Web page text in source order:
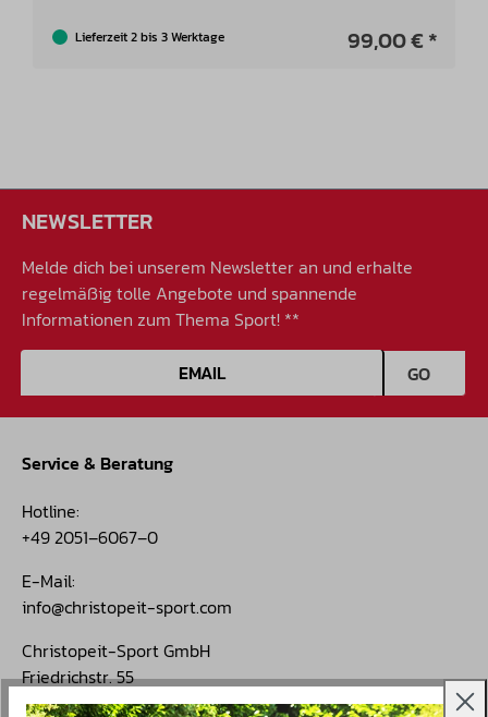
Lieferzeit 2 bis 3 Werktage 99,00 € *
NEWSLETTER
Melde dich bei unserem Newsletter an und erhalte
regelmäßig tolle Angebote und spannende
Informationen zum Thema Sport! **
E-Mail-Adresse
GO
Service & Beratung
Hotline:
+49 2051–6067–0
E-Mail:
info@christopeit-sport.com
Christopeit-Sport GmbH
Friedrichstr. 55
42551 Velbert, Deutschland